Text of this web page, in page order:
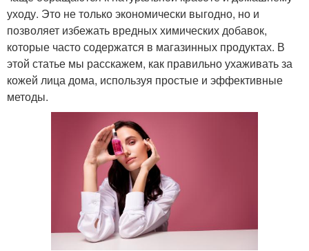
уходу. Это не только экономически выгодно, но и
позволяет избежать вредных химических добавок,
которые часто содержатся в магазинных продуктах. В
этой статье мы расскажем, как правильно ухаживать за
кожей лица дома, используя простые и эффективные
методы.